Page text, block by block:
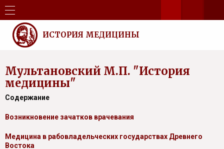
ИСТОРИЯ МЕДИЦИНЫ
Мультановский М.П. "История
медицины"
Содержание
Возникновение зачатков врачевания
Медицина в рабовладельческих государствах Древнего
Востока